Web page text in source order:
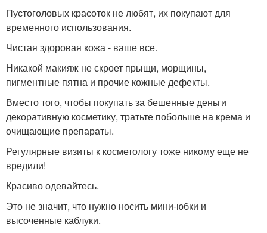
Пустоголовых красоток не любят, их покупают для
временного использования.
Чистая здоровая кожа - ваше все.
Никакой макияж не скроет прыщи, морщины,
пигментные пятна и прочие кожные дефекты.
Вместо того, чтобы покупать за бешенные деньги
декоративную косметику, тратьте побольше на крема и
очищающие препараты.
Регулярные визиты к косметологу тоже никому еще не
вредили!
Красиво одевайтесь.
Это не значит, что нужно носить мини-юбки и
высоченные каблуки.